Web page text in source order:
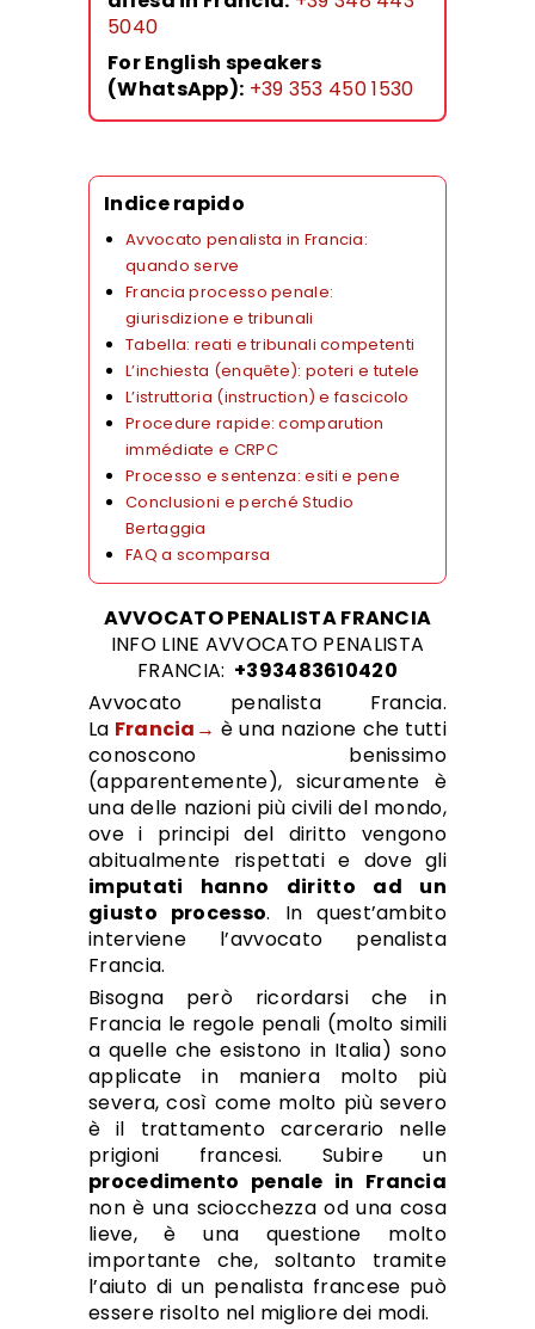
5040
For English speakers
(WhatsApp): +39 353 450 1530
Indice rapido
Avvocato penalista in Francia:
quando serve
Francia processo penale:
giurisdizione e tribunali
Tabella: reati e tribunali competenti
L’inchiesta (enquête): poteri e tutele
L’istruttoria (instruction) e fascicolo
Procedure rapide: comparution
immédiate e CRPC
Processo e sentenza: esiti e pene
Conclusioni e perché Studio
Bertaggia
FAQ a scomparsa
AVVOCATO PENALISTA FRANCIA
INFO LINE AVVOCATO PENALISTA
FRANCIA: +393483610420
Avvocato penalista Francia.
La Francia→ è una nazione che tutti
conoscono benissimo
(apparentemente), sicuramente è
una delle nazioni più civili del mondo,
ove i principi del diritto vengono
abitualmente rispettati e dove gli
imputati hanno diritto ad un
giusto processo. In quest’ambito
interviene l’avvocato penalista
Francia.
Bisogna però ricordarsi che in
Francia le regole penali (molto simili
a quelle che esistono in Italia) sono
applicate in maniera molto più
severa, così come molto più severo
è il trattamento carcerario nelle
prigioni francesi. Subire un
procedimento penale in Francia
non è una sciocchezza od una cosa
lieve, è una questione molto
importante che, soltanto tramite
l’aiuto di un penalista francese può
essere risolto nel migliore dei modi.